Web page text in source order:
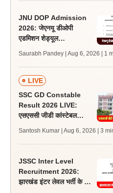
JNU DOP Admission
2026: जेएनयू डीओपी
एडमिशन शेड्यूल
24 अगस्त को जारी होगी मेरिट
लिस्ट
Saurabh Pandey | Aug 6, 2026 | 1
LIVE
SSC GD Constable
Result 2026 LIVE:
एसएससी जीडी कांस्टेबल
लेटेस्ट अपडेट, स्कोरकार्ड लिंक
Santosh Kumar | Aug 6, 2026 | 3
JSSC Inter Level
Recruitment 2026:
झारखंड इंटर लेवल भर्ती के लिए